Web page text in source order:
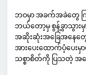
ဘဝမှာ အခက်အခဲတွေ
ဘယ်တော့မှ စွန့်ခွာသွာ
အဆိုးဆုံးအခြေအနေတွ
အားပေးထောက်ပံ့ပေး
သစ္စာစိတ်ကို ပြသတဲ့ အ